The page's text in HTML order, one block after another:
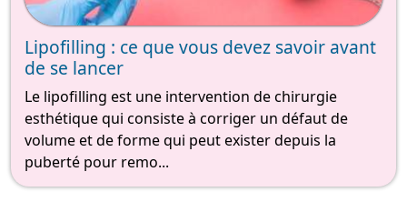
Lipofilling : ce que vous devez savoir avant
de se lancer
Le lipofilling est une intervention de chirurgie
esthétique qui consiste à corriger un défaut de
volume et de forme qui peut exister depuis la
puberté pour remo...